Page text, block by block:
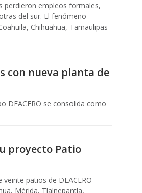
perdieron empleos formales,
del sur. El fenómeno
Chihuahua, Tamaulipas
con nueva planta de
DEACERO se consolida como
proyecto Patio
patios de DEACERO
Mérida, Tlalnepantla,